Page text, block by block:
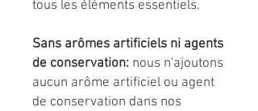
tous les éléments essentiels.
Sans arômes artificiels ni agents
de conservation: nous n'ajoutons
aucun arôme artificiel ou agent
de conservation dans nos